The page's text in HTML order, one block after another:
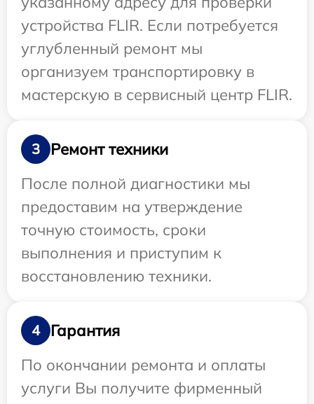
устройства FLIR. Если потребуется
углубленный ремонт мы
организуем транспортировку в
мастерскую в сервисный центр FLIR.
3
Ремонт техники
После полной диагностики мы
предоставим на утверждение
точную стоимость, сроки
выполнения и приступим к
восстановлению техники.
4
Гарантия
По окончании ремонта и оплаты
услуги Вы получите фирменный